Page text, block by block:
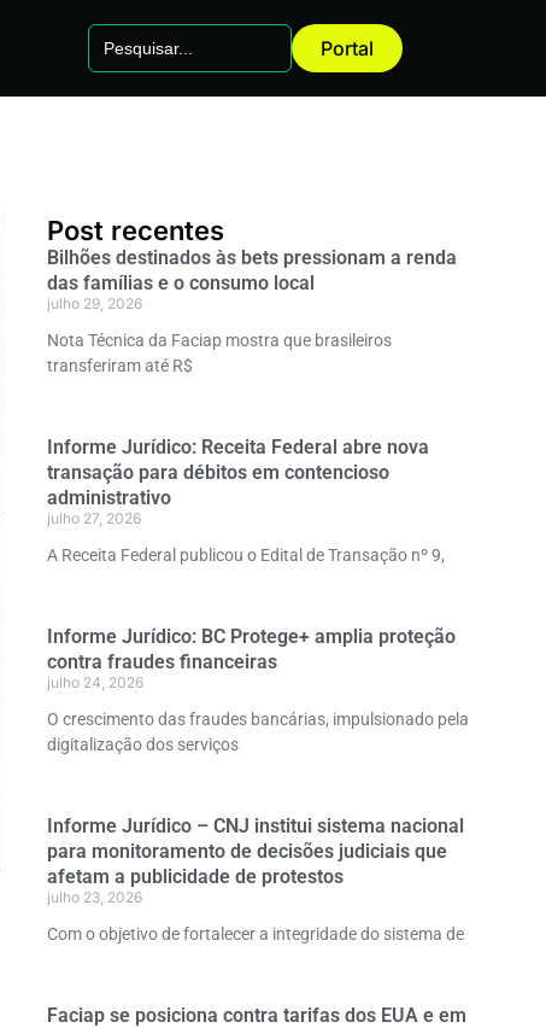
Search
for:
Portal
Post recentes
Bilhões destinados às bets pressionam a renda
das famílias e o consumo local
julho 29, 2026
Nota Técnica da Faciap mostra que brasileiros
transferiram até R$
Informe Jurídico: Receita Federal abre nova
transação para débitos em contencioso
administrativo
julho 27, 2026
A Receita Federal publicou o Edital de Transação nº 9,
Informe Jurídico: BC Protege+ amplia proteção
contra fraudes financeiras
julho 24, 2026
O crescimento das fraudes bancárias, impulsionado pela
digitalização dos serviços
Informe Jurídico – CNJ institui sistema nacional
para monitoramento de decisões judiciais que
afetam a publicidade de protestos
julho 23, 2026
Com o objetivo de fortalecer a integridade do sistema de
Faciap se posiciona contra tarifas dos EUA e em